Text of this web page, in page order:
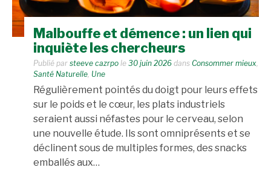
Malbouffe et démence : un lien qui
inquiète les chercheurs
Publié par steeve cazrpo le 30 juin 2026 dans Consommer mieux
Santé Naturelle Une
Régulièrement pointés du doigt pour leurs effets
sur le poids et le cœur, les plats industriels
seraient aussi néfastes pour le cerveau, selon
une nouvelle étude. Ils sont omniprésents et se
déclinent sous de multiples formes, des snacks
emballés aux…